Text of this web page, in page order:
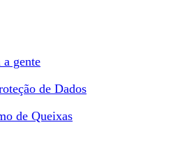
a gente
de Dados
de Queixas